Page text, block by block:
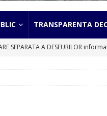
TRANSPARENTA
SEPARATA A DESEURILOR
deșeuri selective
DEȘEURI VOLUMINOASE